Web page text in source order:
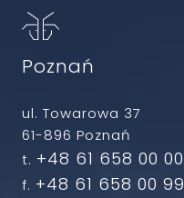
Poznań
ul. Towarowa 37
61-896 Poznań
t. +48 61 658 00 00
f. +48 61 658 00 99